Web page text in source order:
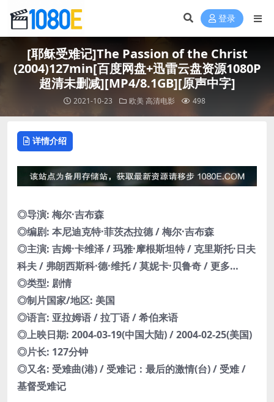
登录
[耶稣受难记]The Passion of the Christ
(2004)127min[百度网盘+迅雷云盘资源1080P
超清未删减][MP4/8.1GB][原声中字]
2021-10-23 欧美高清电影 498
详情介绍
◎导演: 梅尔·吉布森
◎编剧: 本尼迪克特·菲茨杰拉德 / 梅尔·吉布森
◎主演: 吉姆·卡维泽 / 玛雅·摩根斯坦特 / 克里斯托·日夫
科夫 / 弗朗西斯科·德·维托 / 莫妮卡·贝鲁奇 / 更多…
◎类型: 剧情
◎制片国家/地区: 美国
◎语言: 亚拉姆语 / 拉丁语 / 希伯来语
◎上映日期: 2004-03-19(中国大陆) / 2004-02-25(美国)
◎片长: 127分钟
◎又名: 受难曲(港) / 受难记：最后的激情(台) / 受难 /
基督受难记